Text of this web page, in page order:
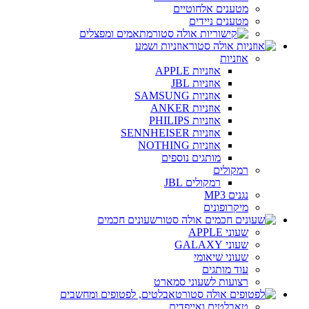
מטענים אלחוטיים
מטענים ניידים
מתאמים ומפצלים
אוזניות ושמע
אוזניות
אוזניות APPLE
אוזניות JBL
אוזניות SAMSUNG
אוזניות ANKER
אוזניות PHILIPS
אוזניות SENNHEISER
אוזניות NOTHING
מותגים נוספים
רמקולים
רמקולים JBL
נגנים MP3
מיקרופונים
שעונים חכמים
שעוני APPLE
שעוני GALAXY
שעוני שיאומי
עוד מותגים
רצועות לשעוני סמארט
טאבלטים, לפטופים ומחשבים
טאבלטים ואייפדים